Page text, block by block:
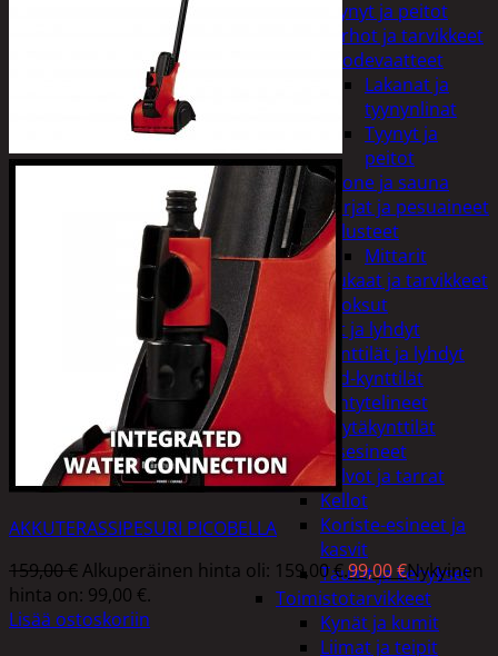
Tyynyt ja peitot
Verhot ja tarvikkeet
Vuodevaatteet
Lakanat ja
tyynynlinat
Tyynyt ja
peitot
Kylpyhuone ja sauna
Harjat ja pesuaineet
Kalusteet
Mittarit
Kiukaat ja tarvikkeet
Tuoksut
Kynttilät ja lyhdyt
Kynttilät ja lyhdyt
Led-kynttilät
Lyhtytelineet
Pöytäkynttilät
Sisustusesineet
Kalvot ja tarrat
Kellot
Koriste-esineet ja
kasvit
Taulut ja kehykset
Toimistotarvikkeet
Kynät ja kumit
Liimat ja teipit
AKKUTERASSIPESURI PICOBELLA
159,00€Alkuperäinen hinta oli: 159,00 €.99,00€Nykyinen
hinta on: 99,00 €.
Lisää ostoskoriin